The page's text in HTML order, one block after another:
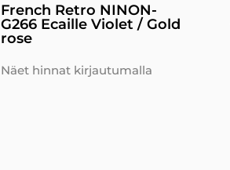
French Retro NINON-
G266 Ecaille Violet / Gold
rose
Näet hinnat kirjautumalla